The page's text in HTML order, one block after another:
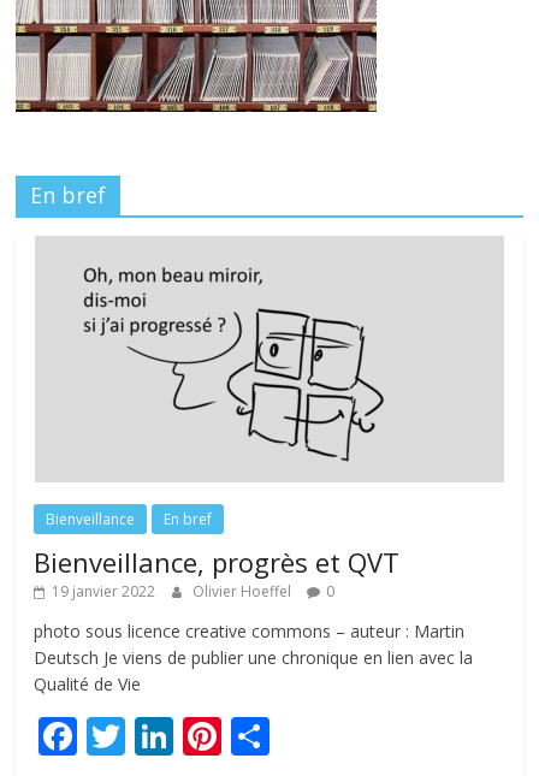
En bref
Bienveillance En bref
Bienveillance, progrès et QVT
19 janvier 2022 Olivier Hoeffel 0
photo sous licence creative commons – auteur : Martin
Deutsch Je viens de publier une chronique en lien avec la
Qualité de Vie
F T Li Pi